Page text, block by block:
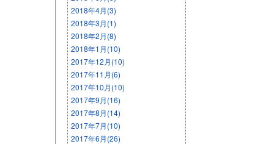
2018年4月(3)
2018年3月(1)
2018年2月(8)
2018年1月(10)
2017年12月(10)
2017年11月(6)
2017年10月(10)
2017年9月(16)
2017年8月(14)
2017年7月(10)
2017年6月(26)